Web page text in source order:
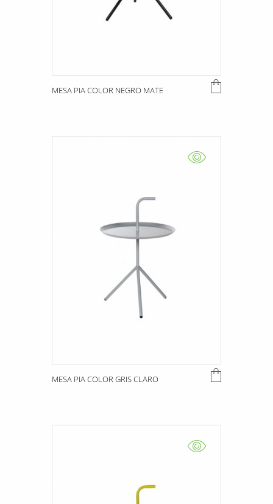
MESA PIA COLOR NEGRO MATE
MESA PIA COLOR GRIS CLARO